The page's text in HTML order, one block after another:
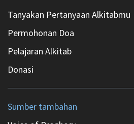
Tanyakan Pertanyaan Alkitabmu
Permohonan Doa
Pelajaran Alkitab
Donasi
Sumber tambahan